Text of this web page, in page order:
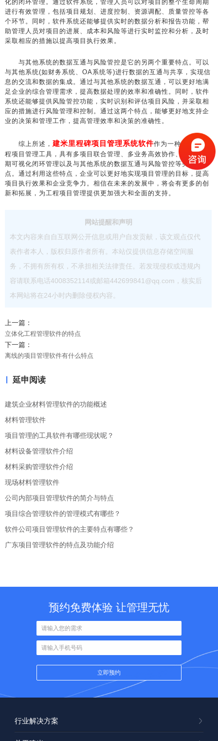
化的闭环管理。通过软件系统，管理人员可以对项目的整个生命周期
进行有效管理，包括项目规划、进度控制、资源调配、质量管控等各
个环节。同时，软件系统还能够提供实时的数据分析和报告功能，帮
助管理人员对项目的进展、成本和风险等进行实时监控和分析，及时
采取相应的措施以提高项目执行效果。
与其他系统的数据互通与风险管控是它的另两个重要特点。可以
与其他系统(如财务系统、OA系统等)进行数据的互通与共享，实现信
息的交流和数据的集成。通过与其他系统的数据互通，可以更好地满
足企业的综合管理需求，提高数据处理的效率和准确性。同时，软件
系统还能够提供风险管控功能，实时识别和评估项目风险，并采取相
应的措施进行风险管理和控制。通过这两个特点，能够更好地支持企
业的决策和管理工作，提高管理效率和决策的准确性。
综上所述， 建米里程碑项目管理系统软件作为一种重要的工
程项目管理工具，具有多项目联合管理、多业务高效协作、全生命周
期可视化闭环管理以及与其他系统的数据互通与风险管控等突出特
点。通过利用这些特点，企业可以更好地实现项目管理的目标，提高
项目执行效果和企业竞争力。相信在未来的发展中，将会有更多的创
新和拓展，为工程项目管理提供更加强大和全面的支持。
网站提醒和声明
本文内容来自自互联网公开信息或用户自发贡献，该文观点仅代
表作者本人，版权归原作者所有。本站仅提供信息存储空间服
务，不拥有所有权，不承担相关法律责任。若发现侵权或违规内
容请联系电话4008352114或邮箱442699841@qq.com，核实后
本网站将在24小时内删除侵权内容。
上一篇：
立体化工程管理软件的特点
下一篇：
离线的项目管理软件有什么特点
延申阅读
建筑企业材料管理软件的功能概述
材料管理软件
项目管理的工具软件有哪些现状呢？
材料设备管理软件介绍
材料采购管理软件介绍
现场材料管理软件
公司内部项目管理软件的简介与特点
项目综合管理软件的管理模式有哪些？
软件公司项目管理软件的主要特点有哪些？
广东项目管理软件的特点及功能介绍
预约免费体验 让管理无忧
行业解决方案